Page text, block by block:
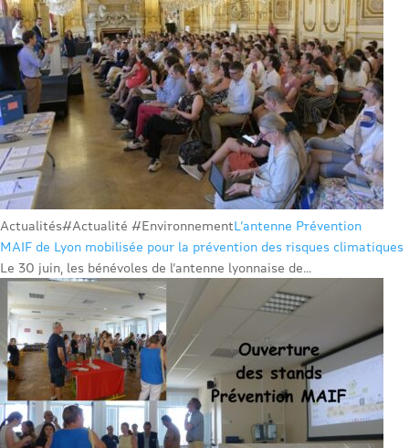
Actualités#Actualité #EnvironnementL’antenne Prévention
MAIF de Lyon mobilisée pour la prévention des risques climatiques
Le 30 juin, les bénévoles de l’antenne lyonnaise de...